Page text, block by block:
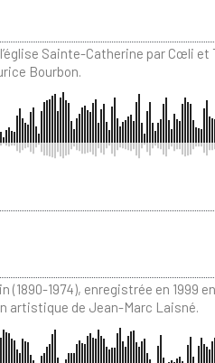
Sainte-Catherine par Cœli et
Bourbon.
(1890-1974), enregistrée en 1999
artistique de Jean-Marc Laisné.